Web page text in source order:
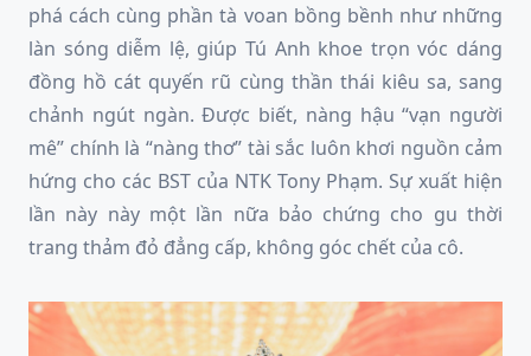
phá cách cùng phần tà voan bồng bềnh như những
làn sóng diễm lệ, giúp Tú Anh khoe trọn vóc dáng
đồng hồ cát quyến rũ cùng thần thái kiêu sa, sang
chảnh ngút ngàn. Được biết, nàng hậu “vạn người
mê” chính là “nàng thơ” tài sắc luôn khơi nguồn cảm
hứng cho các BST của NTK Tony Phạm. Sự xuất hiện
lần này này một lần nữa bảo chứng cho gu thời
trang thảm đỏ đẳng cấp, không góc chết của cô.